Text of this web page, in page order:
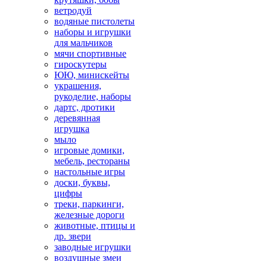
ветродуй
водяные пистолеты
наборы и игрушки
для мальчиков
мячи спортивные
гироскутеры
ЮЮ, минискейты
украшения,
рукоделие, наборы
дартс, дротики
деревянная
игрушка
мыло
игровые домики,
мебель, рестораны
настольные игры
доски, буквы,
цифры
треки, паркинги,
железные дороги
животные, птицы и
др. звери
заводные игрушки
воздушные змеи